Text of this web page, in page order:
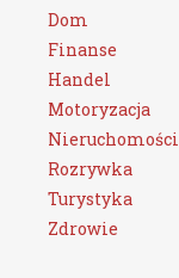
Dom
Finanse
Handel
Motoryzacja
Nieruchomości
Rozrywka
Turystyka
Zdrowie